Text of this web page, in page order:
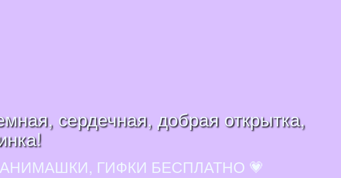
сердечная, добрая открытка,
ГИФКИ БЕСПЛАТНО 💗